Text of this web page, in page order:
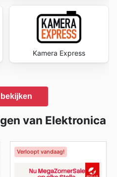
Kamera Express
bekijken
van Elektronica
Verloopt vandaag!